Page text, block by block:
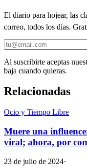
El diario para hojear, las
correo, todos los días.
Al suscribirte aceptas
baja cuando quieras.
Relacionadas
Ocio y Tiempo Libre
Muere una
viral; ahora, por
23 de julio de 2024·